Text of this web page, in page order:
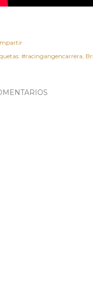
#racingangencarrera